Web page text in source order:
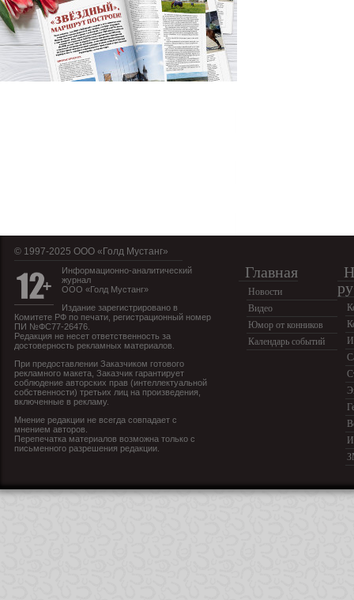
© 1997-2025 OOO «Голд Мустанг»
Информационно-аналитический
журнал
ООО «Голд Мустанг»
Издание зарегистрировано в
Комитете РФ по печати, регистрационный номер
ПИ №ФС77-26476.
Редакция не несет ответственность за
достоверность рекламных материалов.
При предоставлении Заказчиком готового
рекламного макета, Заказчик гарантирует
соблюдение авторских прав (интеллектуальной
собственности) третьих лиц на произведения,
включенные в рекламу.
Мнение редакции не всегда совпадает с
мнением авторов.
Перепечатка материалов возможна только с
письменного разрешения редакции.
Главная
Новости
Видео
Юмор от конников
Календарь событий